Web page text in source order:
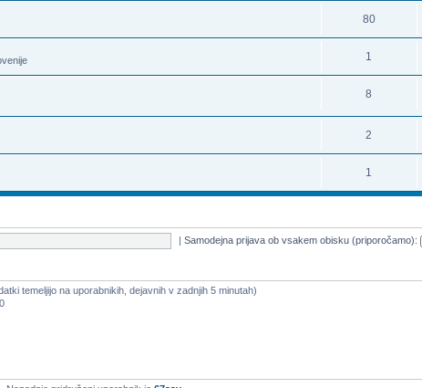
80
1
8
2
1
|Samodejna prijava ob vsakem obisku (priporočamo):
temeljijo na uporabnikih, dejavnih v zadnjih 5 minutah)